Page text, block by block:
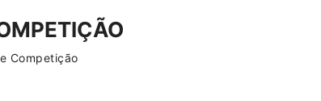
Competição